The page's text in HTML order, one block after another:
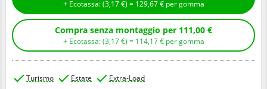
+ Ecotassa: (3,17€ ) = 129,67€ per gomma
Compra senza montaggio per 111,00 €
+ Ecotassa: (3,17€ ) = 114,17€ per gomma
Turismo Estate Extra-Load